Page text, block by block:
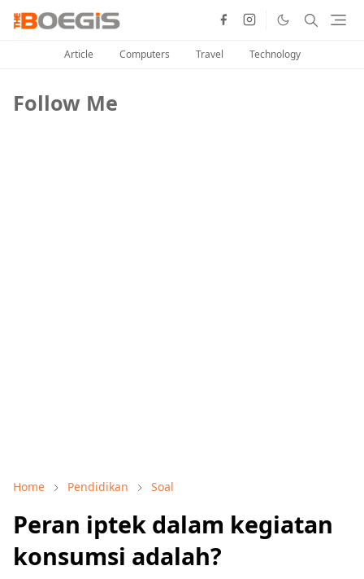
Article Computers Travel Technology
Follow Me
Home Pendidikan Soal
Peran iptek dalam kegiatan
konsumsi adalah?